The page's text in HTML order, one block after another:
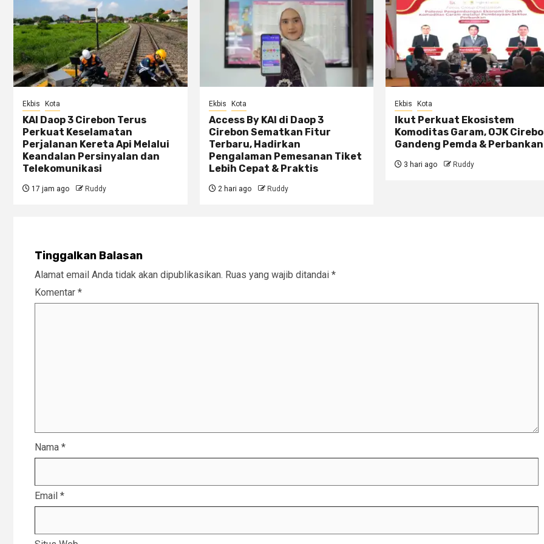
Ekbis Kota
KAI Daop 3 Cirebon Terus
Perkuat Keselamatan
Perjalanan Kereta Api Melalui
Keandalan Persinyalan dan
Telekomunikasi
17 jam ago Ruddy
Ekbis Kota
Access By KAI di Daop 3
Cirebon Sematkan Fitur
Terbaru, Hadirkan
Pengalaman Pemesanan Tiket
Lebih Cepat & Praktis
2 hari ago Ruddy
Ekbis Kota
Ikut Perkuat Ekosistem
Komoditas Garam, OJK
Gandeng Pemda & Perbankan
3 hari ago Ruddy
Tinggalkan Balasan
Alamat email Anda tidak akan dipublikasikan. Ruas yang wajib ditandai *
Komentar *
Nama *
Email *